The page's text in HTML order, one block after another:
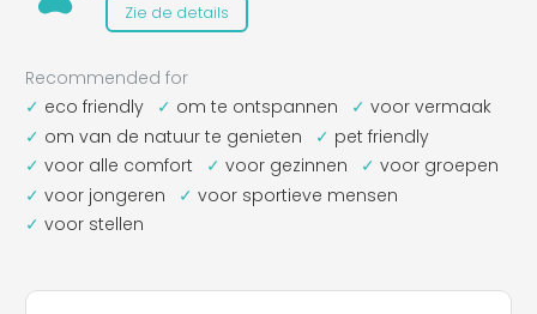
Zie de details
Recommended for
eco friendly
om te ontspannen
voor vermaak
om van de natuur te genieten
pet friendly
voor alle comfort
voor gezinnen
voor groepen
voor jongeren
voor sportieve mensen
voor stellen